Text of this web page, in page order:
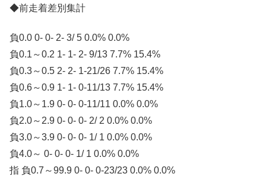
◆前走着差別集計
負0.0 0- 0- 2- 3/ 5 0.0% 0.0%
負0.1～0.2 1- 1- 2- 9/13 7.7% 15.4%
負0.3～0.5 2- 2- 1-21/26 7.7% 15.4%
負0.6～0.9 1- 1- 0-11/13 7.7% 15.4%
負1.0～1.9 0- 0- 0-11/11 0.0% 0.0%
負2.0～2.9 0- 0- 0- 2/ 2 0.0% 0.0%
負3.0～3.9 0- 0- 0- 1/ 1 0.0% 0.0%
負4.0～ 0- 0- 0- 1/ 1 0.0% 0.0%
指 負0.7～99.9 0- 0- 0-23/23 0.0% 0.0%